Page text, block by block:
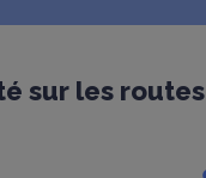
sur les routes